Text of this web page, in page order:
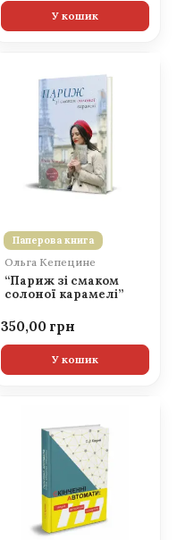
У кошик
Паперова книга
Ольга Кепецине
“Париж зі смаком
солоної карамелі”
350,00
У кошик